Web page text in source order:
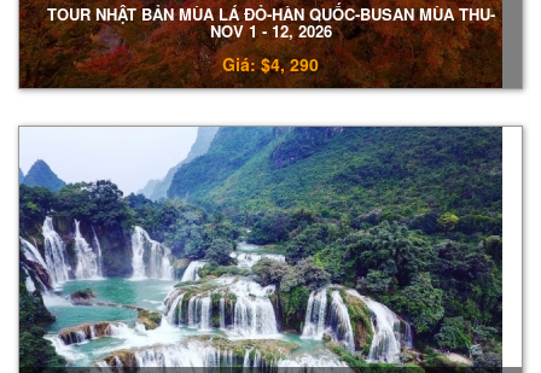
TOUR NHẬT BẢN MÙA LÁ ĐỎ-HÀN QUỐC-BUSAN MÙA THU-
NOV 1 - 12, 2026
Giá: $4, 290